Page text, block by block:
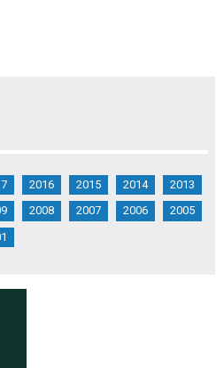
2016 2015 2014
2013
2008 2007 2006
2005